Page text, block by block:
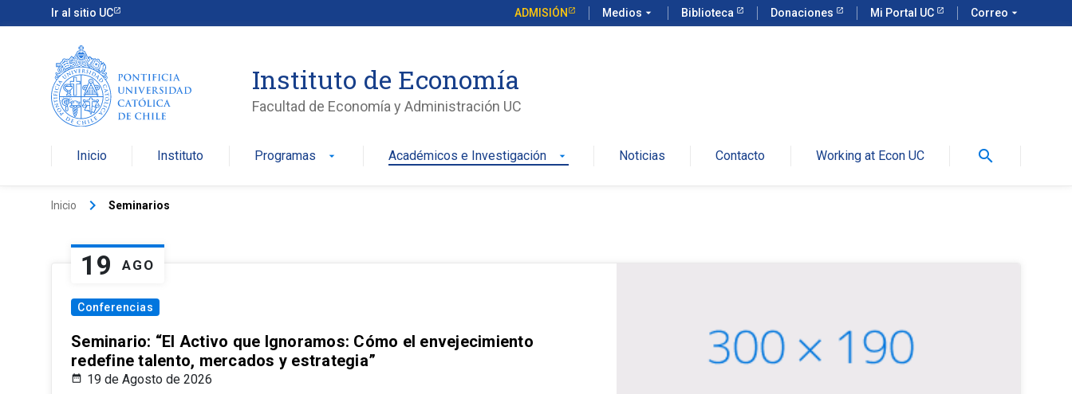
Ir al sitio UC ADMISIÓN Medios arrow_drop_down Biblioteca Donaciones Mi Portal UC Correo arrow_drop_down
Instituto de Economía
Facultad de Economía y Administración UC
Inicio Instituto Programas arrow_drop_down Académicos e Investigación arrow_drop_down Noticias Contacto Working at Econ UC search
Inicio keyboard_arrow_right Seminarios
19 AGO
Conferencias
Seminario: “El Activo que Ignoramos: Cómo el envejecimiento
redefine talento, mercados y estrategia”
19 de Agosto de 2026